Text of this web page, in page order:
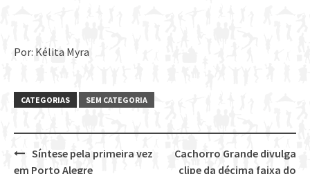
Por: Kélita Myra
CATEGORIAS SEM CATEGORIA
Cachorro Grande divulga
clipe da décima faixa do
Síntese pela primeira vez
em Porto Alegre